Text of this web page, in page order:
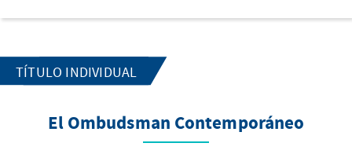
TÍTULO INDIVIDUAL
El Ombudsman Contemporáneo